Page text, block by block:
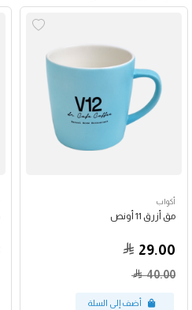
أكواب
مق أزرق 11 أونص
29.00
40.00